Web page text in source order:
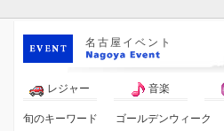
名古屋イベント
レジャー 音楽
旬のキーワード ゴールデンウィーク